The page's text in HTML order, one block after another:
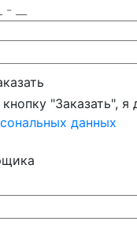
"Заказать", я
данных